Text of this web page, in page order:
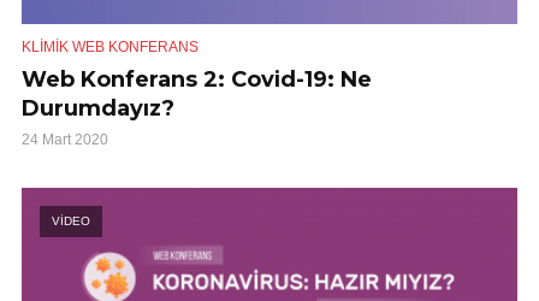
KLIMIK WEB KONFERANS
Web Konferans 2: Covid-19: Ne
Durumdayız?
24 Mart 2020
VİDEO